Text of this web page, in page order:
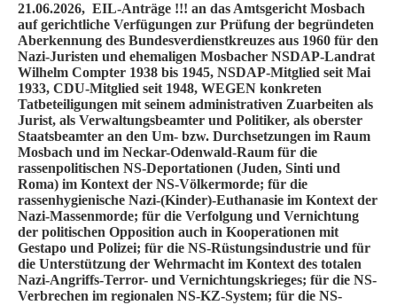
21.06.2026, EIL-Anträge !!! an das Amtsgericht Mosbach
auf gerichtliche Verfügungen zur Prüfung der begründeten
Aberkennung des Bundesverdienstkreuzes aus 1960 für den
Nazi-Juristen und ehemaligen Mosbacher NSDAP-Landrat
Wilhelm Compter 1938 bis 1945, NSDAP-Mitglied seit Mai
1933, CDU-Mitglied seit 1948, WEGEN konkreten
Tatbeteiligungen mit seinem administrativen Zuarbeiten als
Jurist, als Verwaltungsbeamter und Politiker, als oberster
Staatsbeamter an den Um- bzw. Durchsetzungen im Raum
Mosbach und im Neckar-Odenwald-Raum für die
rassenpolitischen NS-Deportationen (Juden, Sinti und
Roma) im Kontext der NS-Völkermorde; für die
rassenhygienische Nazi-(Kinder)-Euthanasie im Kontext der
Nazi-Massenmorde; für die Verfolgung und Vernichtung
der politischen Opposition auch in Kooperationen mit
Gestapo und Polizei; für die NS-Rüstungsindustrie und für
die Unterstützung der Wehrmacht im Kontext des totalen
Nazi-Angriffs-Terror- und Vernichtungskrieges; für die NS-
Verbrechen im regionalen NS-KZ-System; für die NS-